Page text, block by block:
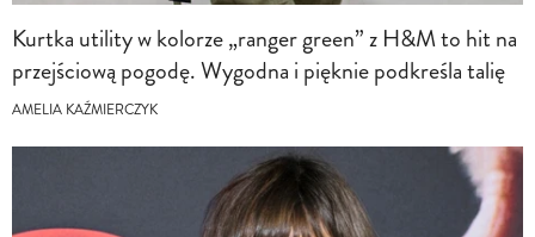
Kurtka utility w kolorze „ranger green” z H&M to hit na
przejściową pogodę. Wygodna i pięknie podkreśla talię
AMELIA KAŹMIERCZYK